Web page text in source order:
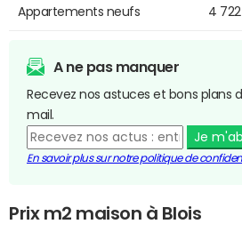
Appartements neufs 4
A ne pas manquer
Recevez nos astuces et bons plans
mail.
Je
En savoir plus sur notre politique de
Prix m2 maison à Blois